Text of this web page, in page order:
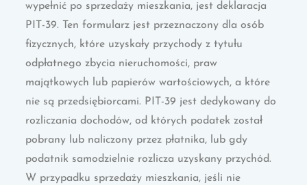
wypełnić po sprzedaży mieszkania, jest deklaracja
PIT-39. Ten formularz jest przeznaczony dla osób
fizycznych, które uzyskały przychody z tytułu
odpłatnego zbycia nieruchomości, praw
majątkowych lub papierów wartościowych, a które
nie są przedsiębiorcami. PIT-39 jest dedykowany do
rozliczania dochodów, od których podatek został
pobrany lub naliczony przez płatnika, lub gdy
podatnik samodzielnie rozlicza uzyskany przychód.
W przypadku sprzedaży mieszkania, jeśli nie